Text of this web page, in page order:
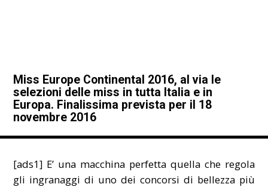
Miss Europe Continental 2016, al via le
selezioni delle miss in tutta Italia e in
Europa. Finalissima prevista per il 18
novembre 2016
[ads1] E’ una macchina perfetta quella che regola
gli ingranaggi di uno dei concorsi di bellezza più